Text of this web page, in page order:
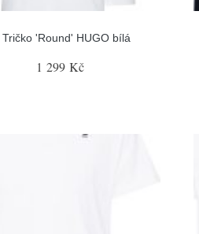
Tričko 'Round' HUGO bílá
1 299 Kč